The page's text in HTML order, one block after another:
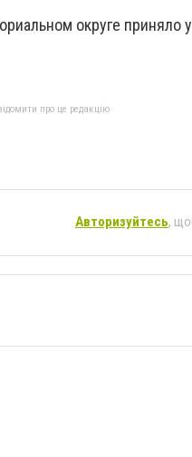
округе приняло
про це редакцію
Авторизуйтесь,